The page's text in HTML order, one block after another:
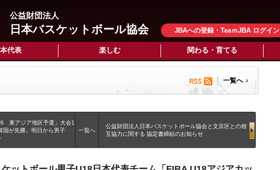
公益財団法人
日本バスケットボール協会 JBAへの登録・TeaｍJBA ログイン
代表 楽しむ 関わる・育てる
一覧へ
東アジア地区予選」大会1
が先勝。明日から男子
一覧へ
公益財団法人日本バスケットボール協会と文京区との相
互協力に関する 協定書締結のお知らせ